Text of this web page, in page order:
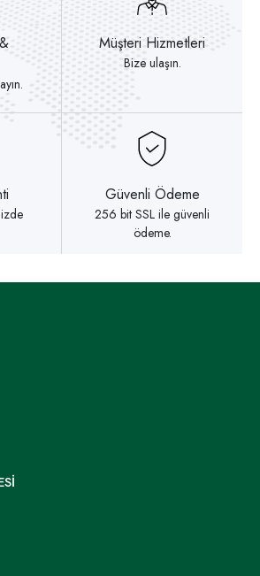
Müşteri Hizmetleri
Bize ulaşın.
Güvenli Ödeme
256 bit SSL ile güvenli
ödeme.